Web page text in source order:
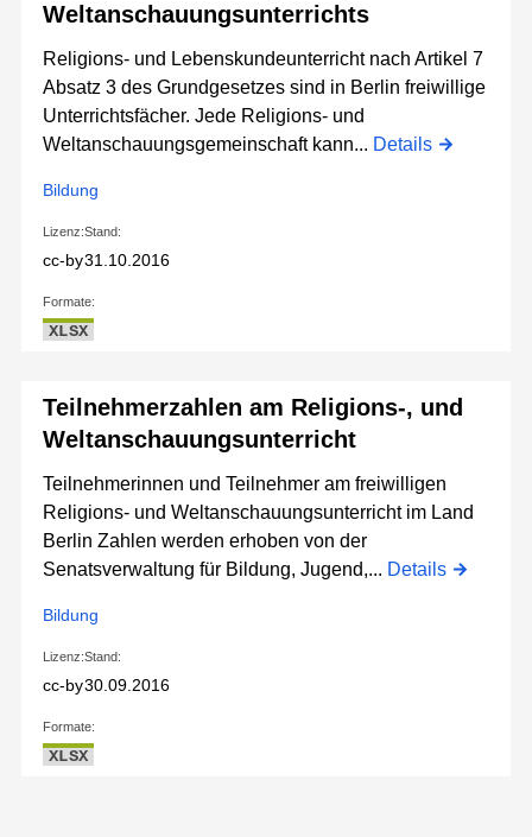
Weltanschauungsunterrichts
Religions- und Lebenskundeunterricht nach Artikel 7
Absatz 3 des Grundgesetzes sind in Berlin freiwillige
Unterrichtsfächer. Jede Religions- und
Weltanschauungsgemeinschaft kann... Details
Bildung
Lizenz:
cc-by
Stand:
31.10.2016
Formate:
XLSX
Teilnehmerzahlen am Religions-, und
Weltanschauungsunterricht
Teilnehmerinnen und Teilnehmer am freiwilligen
Religions- und Weltanschauungsunterricht im Land
Berlin Zahlen werden erhoben von der
Senatsverwaltung für Bildung, Jugend,... Details
Bildung
Lizenz:
cc-by
Stand:
30.09.2016
Formate:
XLSX